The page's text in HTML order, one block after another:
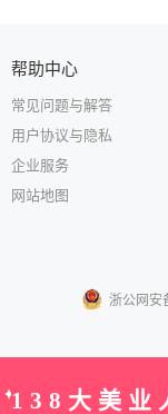
帮助中心
常见问题与解答
用户协议与隐私
企业服务
网站地图
浙公网安
138大美业